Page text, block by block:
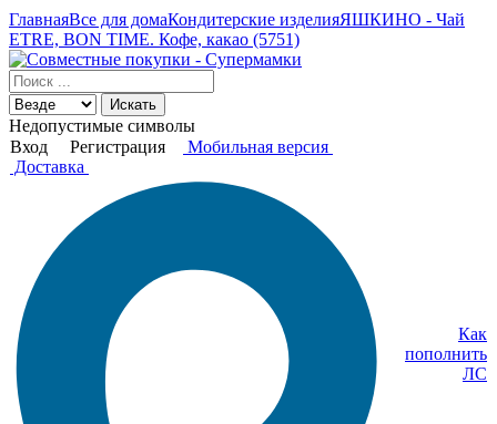
ГлавнаяВсе для домаКондитерские изделияЯШКИНО - Чай
ETRE, BON TIME. Кофе, какао (5751)
Искать
Недопустимые символы
Вход
Регистрация
Мобильная версия
Доставка
Как
пополнить
ЛС